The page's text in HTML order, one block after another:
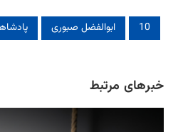
10 ابوالفضل صبوری
خبرهای مرتبط